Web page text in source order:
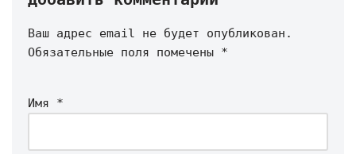
Ваш адрес email не будет опубликован.
Обязательные поля помечены *
Имя *